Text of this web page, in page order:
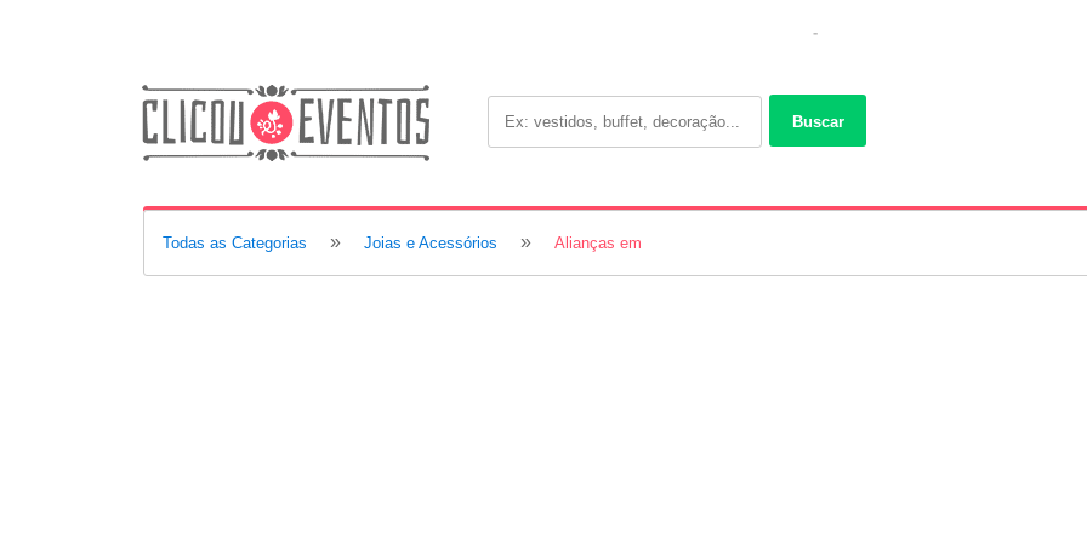
-
Buscar
Todas as Categorias » Joias e Acessórios » Alianças em